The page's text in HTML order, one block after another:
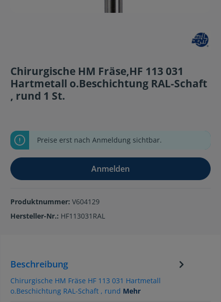
Chirurgische HM Fräse,HF 113 031
Hartmetall o.Beschichtung RAL-Schaft
, rund 1 St.
Preise erst nach Anmeldung sichtbar.
Anmelden
Produktnummer:V604129
Hersteller-Nr.: HF113031RAL
Beschreibung
Chirurgische HM Fräse HF 113 031 Hartmetall
o.Beschichtung RAL-Schaft , rund Mehr